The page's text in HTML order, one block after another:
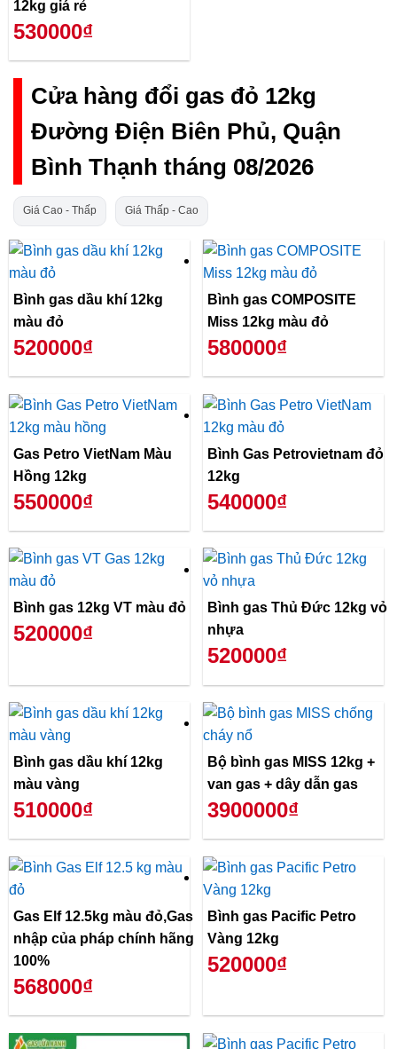
12kg giá rẻ
530000₫
Cửa hàng đổi gas đỏ 12kg
Đường Điện Biên Phủ, Quận
Bình Thạnh tháng 08/2026
Giá Cao - Thấp Giá Thấp - Cao
Bình gas dầu khí 12kg
màu đỏ
520000₫
Bình gas COMPOSITE
Miss 12kg màu đỏ
580000₫
Gas Petro VietNam Màu
Hồng 12kg
550000₫
Bình Gas Petrovietnam đỏ
12kg
540000₫
Bình gas 12kg VT màu đỏ
520000₫
Bình gas Thủ Đức 12kg vỏ
nhựa
520000₫
Bình gas dầu khí 12kg
màu vàng
510000₫
Bộ bình gas MISS 12kg +
van gas + dây dẫn gas
3900000₫
Gas Elf 12.5kg màu đỏ,Gas
nhập của pháp chính hãng
100%
568000₫
Bình gas Pacific Petro
Vàng 12kg
520000₫